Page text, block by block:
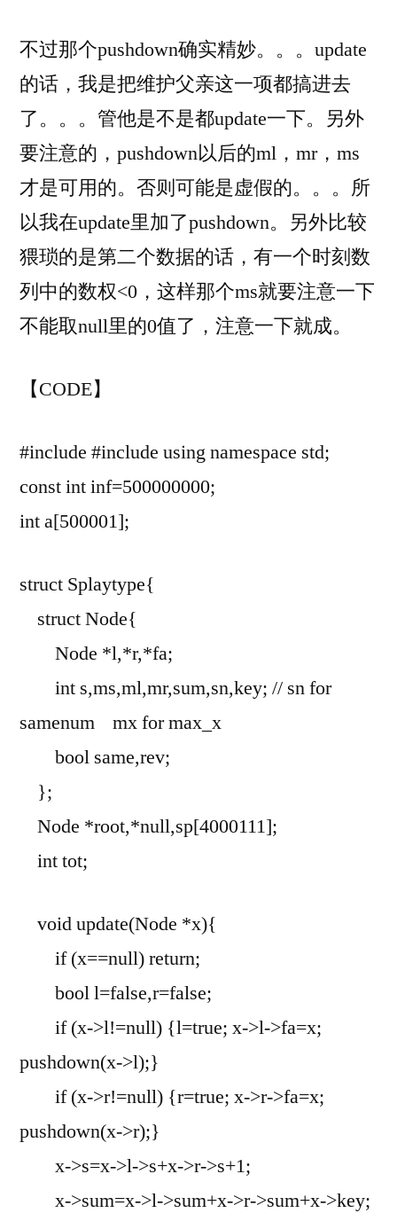
不过那个pushdown确实精妙。。。update
的话，我是把维护父亲这一项都搞进去
了。。。管他是不是都update一下。另外
要注意的，pushdown以后的ml，mr，ms
才是可用的。否则可能是虚假的。。。所
以我在update里加了pushdown。另外比较
猥琐的是第二个数据的话，有一个时刻数
列中的数权<0，这样那个ms就要注意一下
不能取null里的0值了，注意一下就成。
【CODE】
#include #include using namespace std;
const int inf=500000000;
int a[500001];
struct Splaytype{
struct Node{
Node *l,*r,*fa;
int s,ms,ml,mr,sum,sn,key; // sn for
samenum mx for max_x
bool same,rev;
};
Node *root,*null,sp[4000111];
int tot;
void update(Node *x){
if (x==null) return;
bool l=false,r=false;
if (x->l!=null) {l=true; x->l->fa=x;
pushdown(x->l);}
if (x->r!=null) {r=true; x->r->fa=x;
pushdown(x->r);}
x->s=x->l->s+x->r->s+1;
x->sum=x->l->sum+x->r->sum+x->key;